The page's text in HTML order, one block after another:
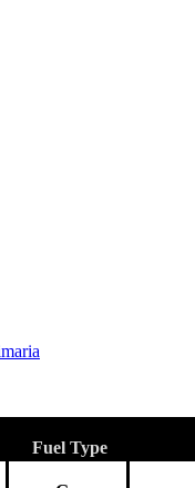
Fuel Type